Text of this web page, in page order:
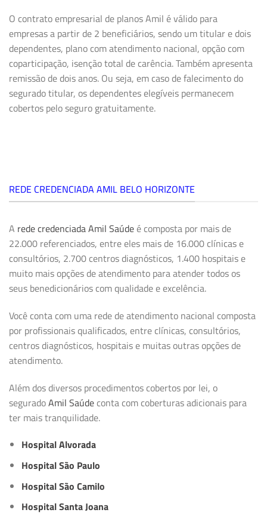
O contrato empresarial de planos Amil é válido para
empresas a partir de 2 beneficiários, sendo um titular e dois
dependentes, plano com atendimento nacional, opção com
coparticipação, isenção total de carência. Também apresenta
remissão de dois anos. Ou seja, em caso de falecimento do
segurado titular, os dependentes elegíveis permanecem
cobertos pelo seguro gratuitamente.
REDE CREDENCIADA AMIL BELO HORIZONTE
A rede credenciada Amil Saúdeé composta por mais de
22.000 referenciados, entre eles mais de 16.000 clínicas e
consultórios, 2.700 centros diagnósticos, 1.400 hospitais e
muito mais opções de atendimento para atender todos os
seus benedicionários com qualidade e excelência.
Você conta com uma rede de atendimento nacional composta
por profissionais qualificados, entre clínicas, consultórios,
centros diagnósticos, hospitais e muitas outras opções de
atendimento.
Além dos diversos procedimentos cobertos por lei, o
seguradoAmil Saúde conta com coberturas adicionais para
ter mais tranquilidade.
Hospital Alvorada
Hospital São Paulo
Hospital São Camilo
Hospital Santa Joana